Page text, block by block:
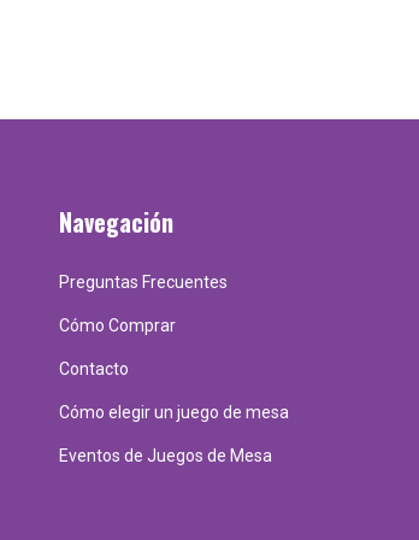
Navegación
Preguntas Frecuentes
Cómo Comprar
Contacto
Cómo elegir un juego de mesa
Eventos de Juegos de Mesa